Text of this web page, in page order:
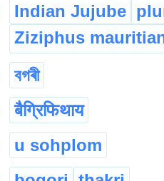
Indian Jujube
Ziziphus
বগৰী
बैग्रिफिथाय
u sohplom